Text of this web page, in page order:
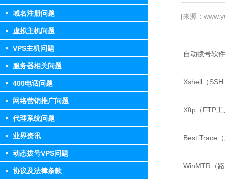
域名注册问题
虚拟主机问题
VPS主机问题
服务器相关问题
400电话问题
网络营销推广问题
代理系统问题
业界资讯
动态拔号VPS问题
协议及法律条款
[来源：
自动拨号软
Xshell（
Xftp（FTP
Best Trace
WinMTR（